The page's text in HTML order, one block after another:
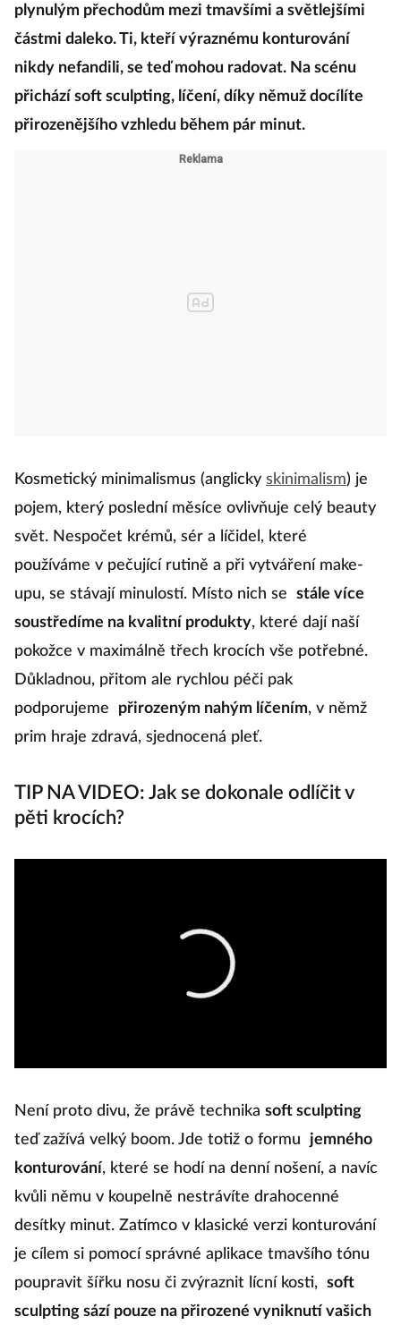
plynulým přechodům mezi tmavšími a světlejšími
částmi daleko. Ti, kteří výraznému konturování
nikdy nefandili, se teď mohou radovat. Na scénu
přichází soft sculpting, líčení, díky němuž docílíte
přirozenějšího vzhledu během pár minut.
Kosmetický minimalismus (anglicky skinimalism) je
pojem, který poslední měsíce ovlivňuje celý beauty
svět. Nespočet krémů, sér a líčidel, které
používáme v pečující rutině a při vytváření make-
upu, se stávají minulostí. Místo nich se
stále více
soustředíme na kvalitní produkty, které dají naší
pokožce v maximálně třech krocích vše potřebné.
Důkladnou, přitom ale rychlou péči pak
podporujeme
přirozeným nahým líčením, v němž
prim hraje zdravá, sjednocená pleť.
TIP NA VIDEO: Jak se dokonale odlíčit v
pěti krocích?
Není proto divu, že právě technika soft sculpting
teď zažívá velký boom. Jde totiž o formu
jemného
konturování, které se hodí na denní nošení, a navíc
kvůli němu v koupelně nestrávíte drahocenné
desítky minut. Zatímco v klasické verzi konturování
je cílem si pomocí správné aplikace tmavšího tónu
poupravit šířku nosu či zvýraznit lícní kosti, soft
sculpting sází pouze na přirozené vyniknutí vašich